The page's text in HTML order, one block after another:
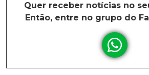
Quer receber notícias no
Então, entre no grupo do